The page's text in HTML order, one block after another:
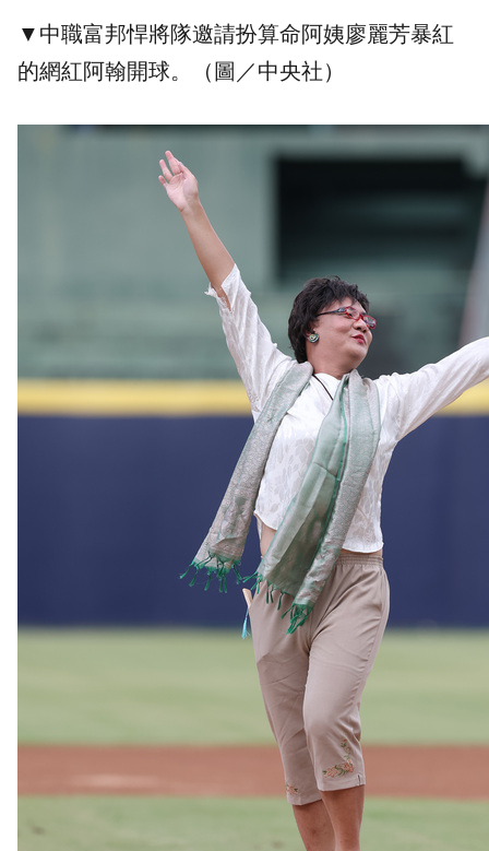
▼中職富邦悍將隊邀請扮算命阿姨廖麗芳暴紅
的網紅阿翰開球。（圖／中央社）